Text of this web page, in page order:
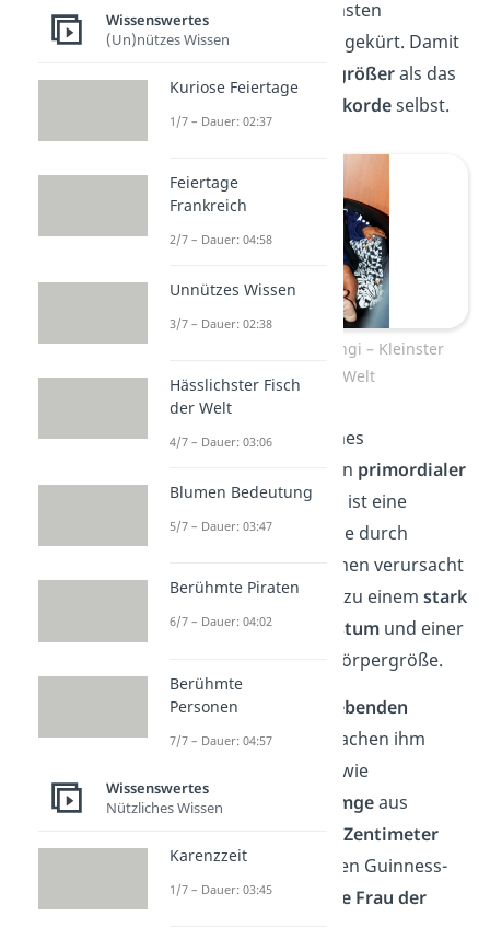
2012 offiziell zum kleinsten
Menschen aller Zeiten
gekürt. Damit
etwas größerals das
Guinness-Buch der Rekordeselbst.
Chandra Bahadur Dangi – Kleinster
Mensch der Welt
Dangi litt aufgrund eines
genetischen Defekts an primordialer
Kleinwüchsigkeit. Das ist eine
seltene Erkrankung, die durch
Mutationen in den Genen verursacht
wird. Das Ganze führt zu einemstark
verlangsamten Wachstum und einer
deutlich reduzierten Körpergröße.
Die aktuell kleinsten
lebenden
Menschen der Welt machen ihm
aber gut Konkurrenz, wie
beispielsweise
Jyoti Amgeaus
62,8 Zentimeter
groß und hält damit den Guinness-
Weltrekord als
kleinste Frau der
Wissenswertes
(Un)nützes Wissen
Kuriose Feiertage
1/7 – Dauer: 02:37
Feiertage
Frankreich
2/7 – Dauer: 04:58
Unnützes Wissen
3/7 – Dauer: 02:38
Hässlichster Fisch
der Welt
4/7 – Dauer: 03:06
Blumen Bedeutung
5/7 – Dauer: 03:47
Berühmte Piraten
6/7 – Dauer: 04:02
Berühmte
Personen
7/7 – Dauer: 04:57
Wissenswertes
Nützliches Wissen
Karenzzeit
1/7 – Dauer: 03:45